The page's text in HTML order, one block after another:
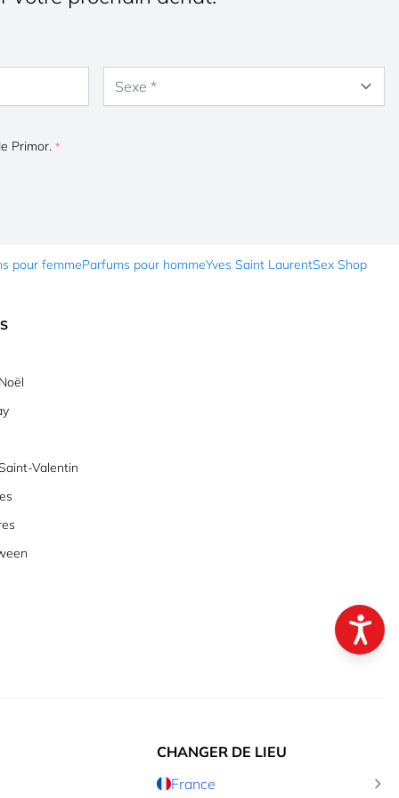
Primor.
pour femmeParfums pour hommeYves Saint LaurentSex Shop
Valentin
CHANGER DE LIEU
France